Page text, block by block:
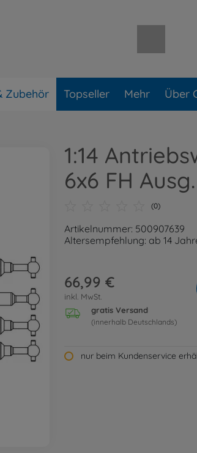
Zubehör Topseller Mehr Über
1:14
6x6 FH Ausg.
(0)
Artikelnummer: 500907639
Altersempfehlung: ab 14
66,99 €
inkl. MwSt.
gratis Versand
(innerhalb Deutschlands)
nur beim Kundenservice